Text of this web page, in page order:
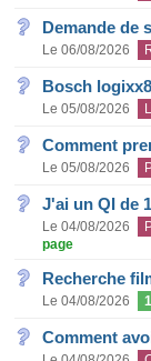
Demande de
Le 06/08/2026
Bosch
Le 05/08/2026
Comment
Le 05/08/2026
J'ai un QI de
Le 04/08/2026
page
Recherche
Le 04/08/2026
Comment